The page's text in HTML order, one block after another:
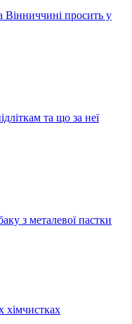
Вінниччині просить у
та що за неї
з металевої пастки
хімчистках